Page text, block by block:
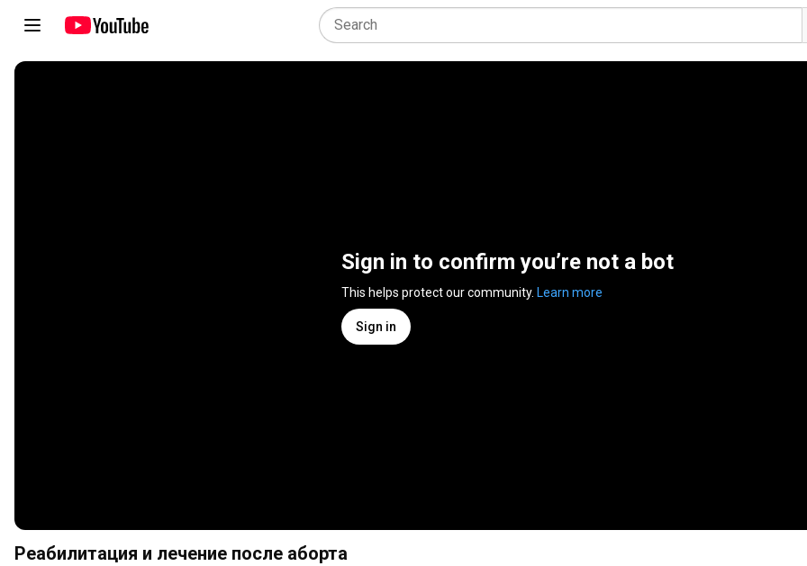
Sign in to confirm you’re not a bot
This helps protect our community. Learn more
Sign in
Реабилитация и лечение после аборта